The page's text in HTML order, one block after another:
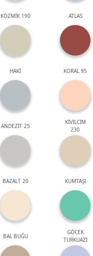
KOZMİK 190 ATLAS
HAKİ KORAL 95
ANDEZİT 25
KIVILCIM
230
BAZALT 20 KUMTAŞI
BAL BUĞU
GÖCEK
TURKUAZI